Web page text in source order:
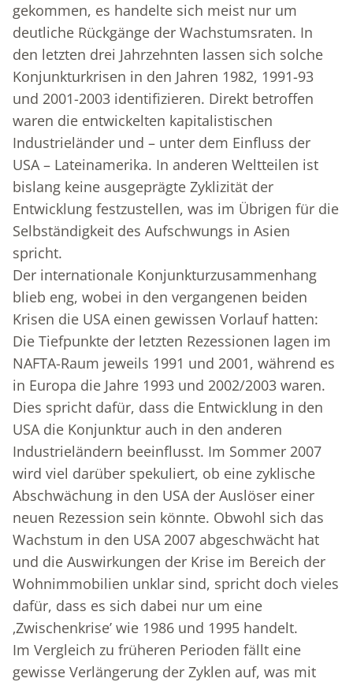
gekommen, es handelte sich meist nur um
deutliche Rückgänge der Wachstumsraten. In
den letzten drei Jahrzehnten lassen sich solche
Konjunkturkrisen in den Jahren 1982, 1991-93
und 2001-2003 identifizieren. Direkt betroffen
waren die entwickelten kapitalistischen
Industrieländer und – unter dem Einfluss der
USA – Lateinamerika. In anderen Weltteilen ist
bislang keine ausgeprägte Zyklizität der
Entwicklung festzustellen, was im Übrigen für die
Selbständigkeit des Aufschwungs in Asien
spricht.
Der internationale Konjunkturzusammenhang
blieb eng, wobei in den vergangenen beiden
Krisen die USA einen gewissen Vorlauf hatten:
Die Tiefpunkte der letzten Rezessionen lagen im
NAFTA-Raum jeweils 1991 und 2001, während es
in Europa die Jahre 1993 und 2002/2003 waren.
Dies spricht dafür, dass die Entwicklung in den
USA die Konjunktur auch in den anderen
Industrieländern beeinflusst. Im Sommer 2007
wird viel darüber spekuliert, ob eine zyklische
Abschwächung in den USA der Auslöser einer
neuen Rezession sein könnte. Obwohl sich das
Wachstum in den USA 2007 abgeschwächt hat
und die Auswirkungen der Krise im Bereich der
Wohnimmobilien unklar sind, spricht doch vieles
dafür, dass es sich dabei nur um eine
‚Zwischenkrise’ wie 1986 und 1995 handelt.
Im Vergleich zu früheren Perioden fällt eine
gewisse Verlängerung der Zyklen auf, was mit